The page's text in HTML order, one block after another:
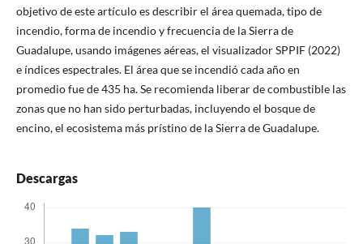
objetivo de este artículo es describir el área quemada, tipo de
incendio, forma de incendio y frecuencia de la Sierra de
Guadalupe, usando imágenes aéreas, el visualizador SPPIF (2022)
e índices espectrales. El área que se incendió cada año en
promedio fue de 435 ha. Se recomienda liberar de combustible las
zonas que no han sido perturbadas, incluyendo el bosque de
encino, el ecosistema más prístino de la Sierra de Guadalupe.
Descargas